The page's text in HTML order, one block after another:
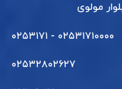
مولوی
۰۲۵۳۱۷۱۰۰۰۰ - ۰۲۵۳۱۷۱
۰۲۵۳۲۸۰۲۶۲۷